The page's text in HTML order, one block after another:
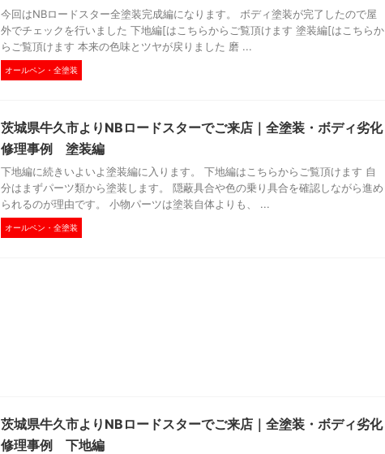
今回はNBロードスター全塗装完成編になります。 ボディ塗装が完了したので屋
外でチェックを行いました 下地編[はこちらからご覧頂けます 塗装編[はこちらか
らご覧頂けます 本来の色味とツヤが戻りました 磨 ...
オールペン・全塗装
茨城県牛久市よりNBロードスターでご来店｜全塗装・ボディ劣化
修理事例 塗装編
下地編に続きいよいよ塗装編に入ります。 下地編はこちらからご覧頂けます 自
分はまずパーツ類から塗装します。 隠蔽具合や色の乗り具合を確認しながら進め
られるのが理由です。 小物パーツは塗装自体よりも、 ...
オールペン・全塗装
茨城県牛久市よりNBロードスターでご来店｜全塗装・ボディ劣化
修理事例 下地編